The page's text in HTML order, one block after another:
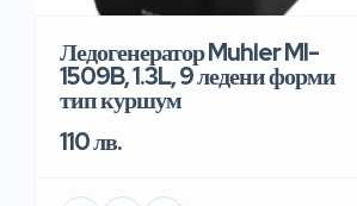
Ледогенератор Muhler MI-
1509B, 1.3L, 9 ледени форми
тип куршум
110 лв.